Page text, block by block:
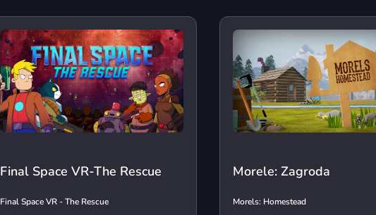
Final Space VR-The Rescue
Final Space VR - The Rescue
Morele: Zagroda
Morels: Homestead